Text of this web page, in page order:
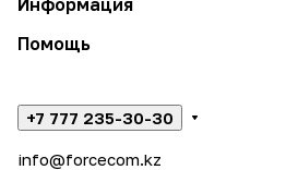
Информация
Помощь
+7 777 235-30-30
info@forcecom.kz